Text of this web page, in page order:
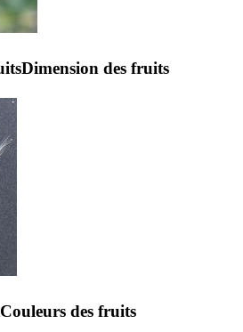
Dimension des fruits
Couleurs des fruits